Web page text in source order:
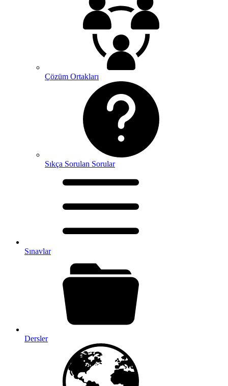
Çözüm Ortakları
Sıkça Sorulan Sorular
Sınavlar
Dersler